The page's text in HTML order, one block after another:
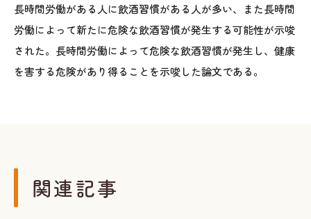
長時間労働がある人に飲酒習慣がある人が多い、また長時間
労働によって新たに危険な飲酒習慣が発生する可能性が示唆
された。長時間労働によって危険な飲酒習慣が発生し、健康
を害する危険があり得ることを示唆した論文である。
関連記事